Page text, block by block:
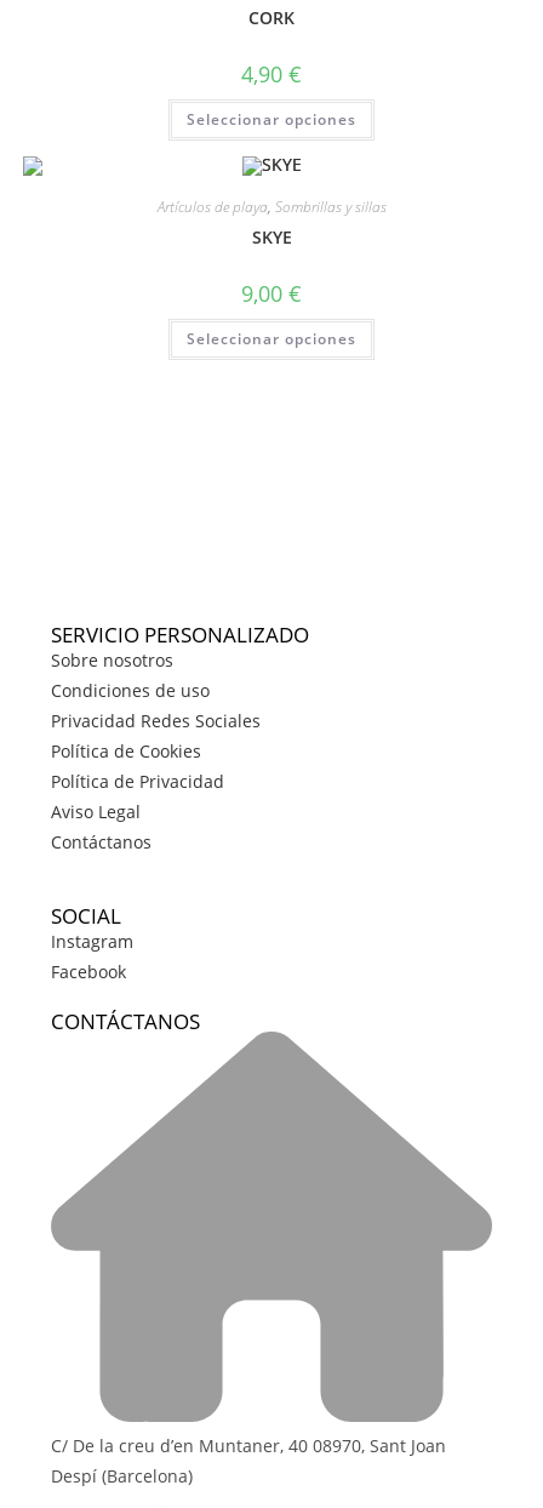
CORK
4,90 €
Seleccionar opciones
Artículos de playa, Sombrillas y sillas
SKYE
9,00 €
Seleccionar opciones
SERVICIO PERSONALIZADO
Sobre nosotros
Condiciones de uso
Privacidad Redes Sociales
Política de Cookies
Política de Privacidad
Aviso Legal
Contáctanos
SOCIAL
Instagram
Facebook
CONTÁCTANOS
C/ De la creu d’en Muntaner, 40 08970, Sant Joan
Despí (Barcelona)